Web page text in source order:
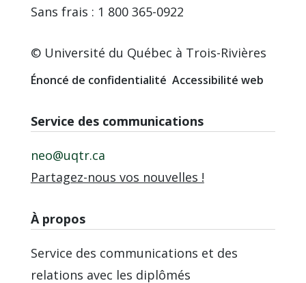
Sans frais : 1 800 365-0922
© Université du Québec à Trois-Rivières
Énoncé de confidentialité Accessibilité web
Service des communications
neo@uqtr.ca
Partagez-nous vos nouvelles !
À propos
Service des communications et des
relations avec les diplômés